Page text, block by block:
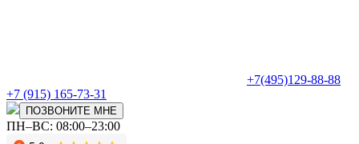
+7(495)129-88-88
+7 (915) 165-73-31
ПОЗВОНИТЕ МНЕ
ПН–ВС: 08:00–23:00